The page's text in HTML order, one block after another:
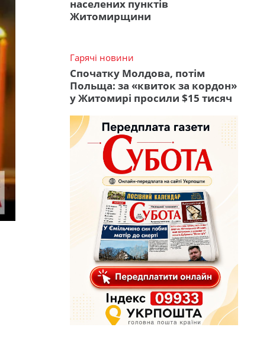
населених пунктів
Житомирщини
Гарячі новини
Спочатку Молдова, потім
Польща: за «квиток за кордон»
у Житомирі просили $15 тисяч